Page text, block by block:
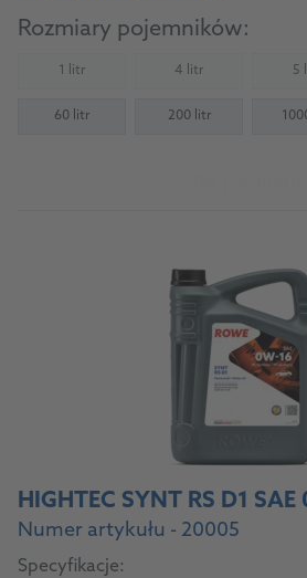
Rozmiary pojemników:
1 litr(Not available) 4 litr(Not available) 5
60 litr 200 litr
HIGHTEC SYNT RS D1 SAE
Numer artykułu - 20005
Specyfikacje: